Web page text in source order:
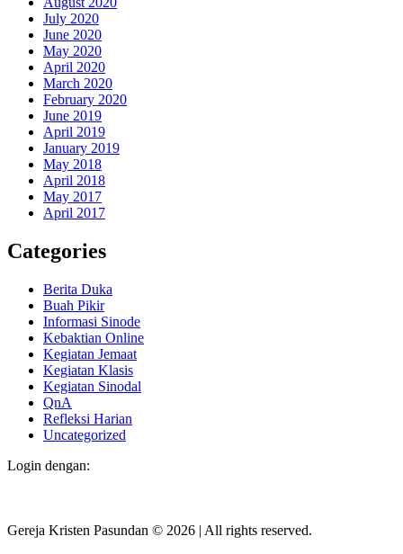
July 2020
June 2020
May 2020
April 2020
March 2020
February 2020
June 2019
April 2019
January 2019
May 2018
April 2018
May 2017
April 2017
Categories
Berita Duka
Buah Pikir
Informasi Sinode
Kebaktian Online
Kegiatan Jemaat
Kegiatan Klasis
Kegiatan Sinodal
QnA
Refleksi Harian
Uncategorized
Login dengan:
Gereja Kristen Pasundan © 2026 | All rights reserved.